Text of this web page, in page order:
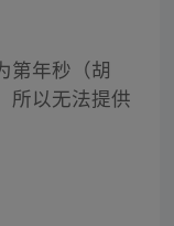
第年秒（胡
所以无法提供